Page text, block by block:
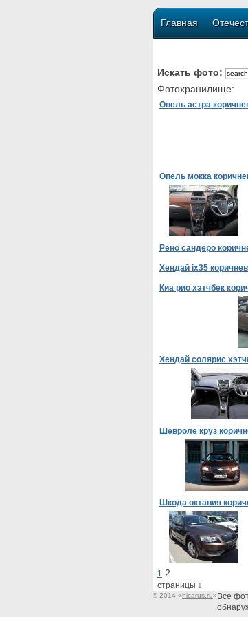
Главная
Искать фото:
Фотохранилище:
Опель астра
Опель мокка
Рено сандеро
Хендай ix35
Киа рио хэтчбек
Хендай солярис
Шевроле круз
Шкода октавия
1 2
страницы 1
© 2014 «hicarus.ru»Все